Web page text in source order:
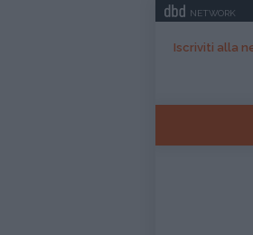
NETWORK
Iscriviti alla